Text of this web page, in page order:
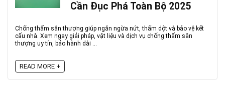
Cần Đục Phá Toàn Bộ 2025
Chống thấm sân thượng giúp ngăn ngừa nứt, thấm dột và bảo vệ kết
cấu nhà. Xem ngay giải pháp, vật liệu và dịch vụ chống thấm sân
thượng uy tín, bảo hành dài ...
READ MORE +